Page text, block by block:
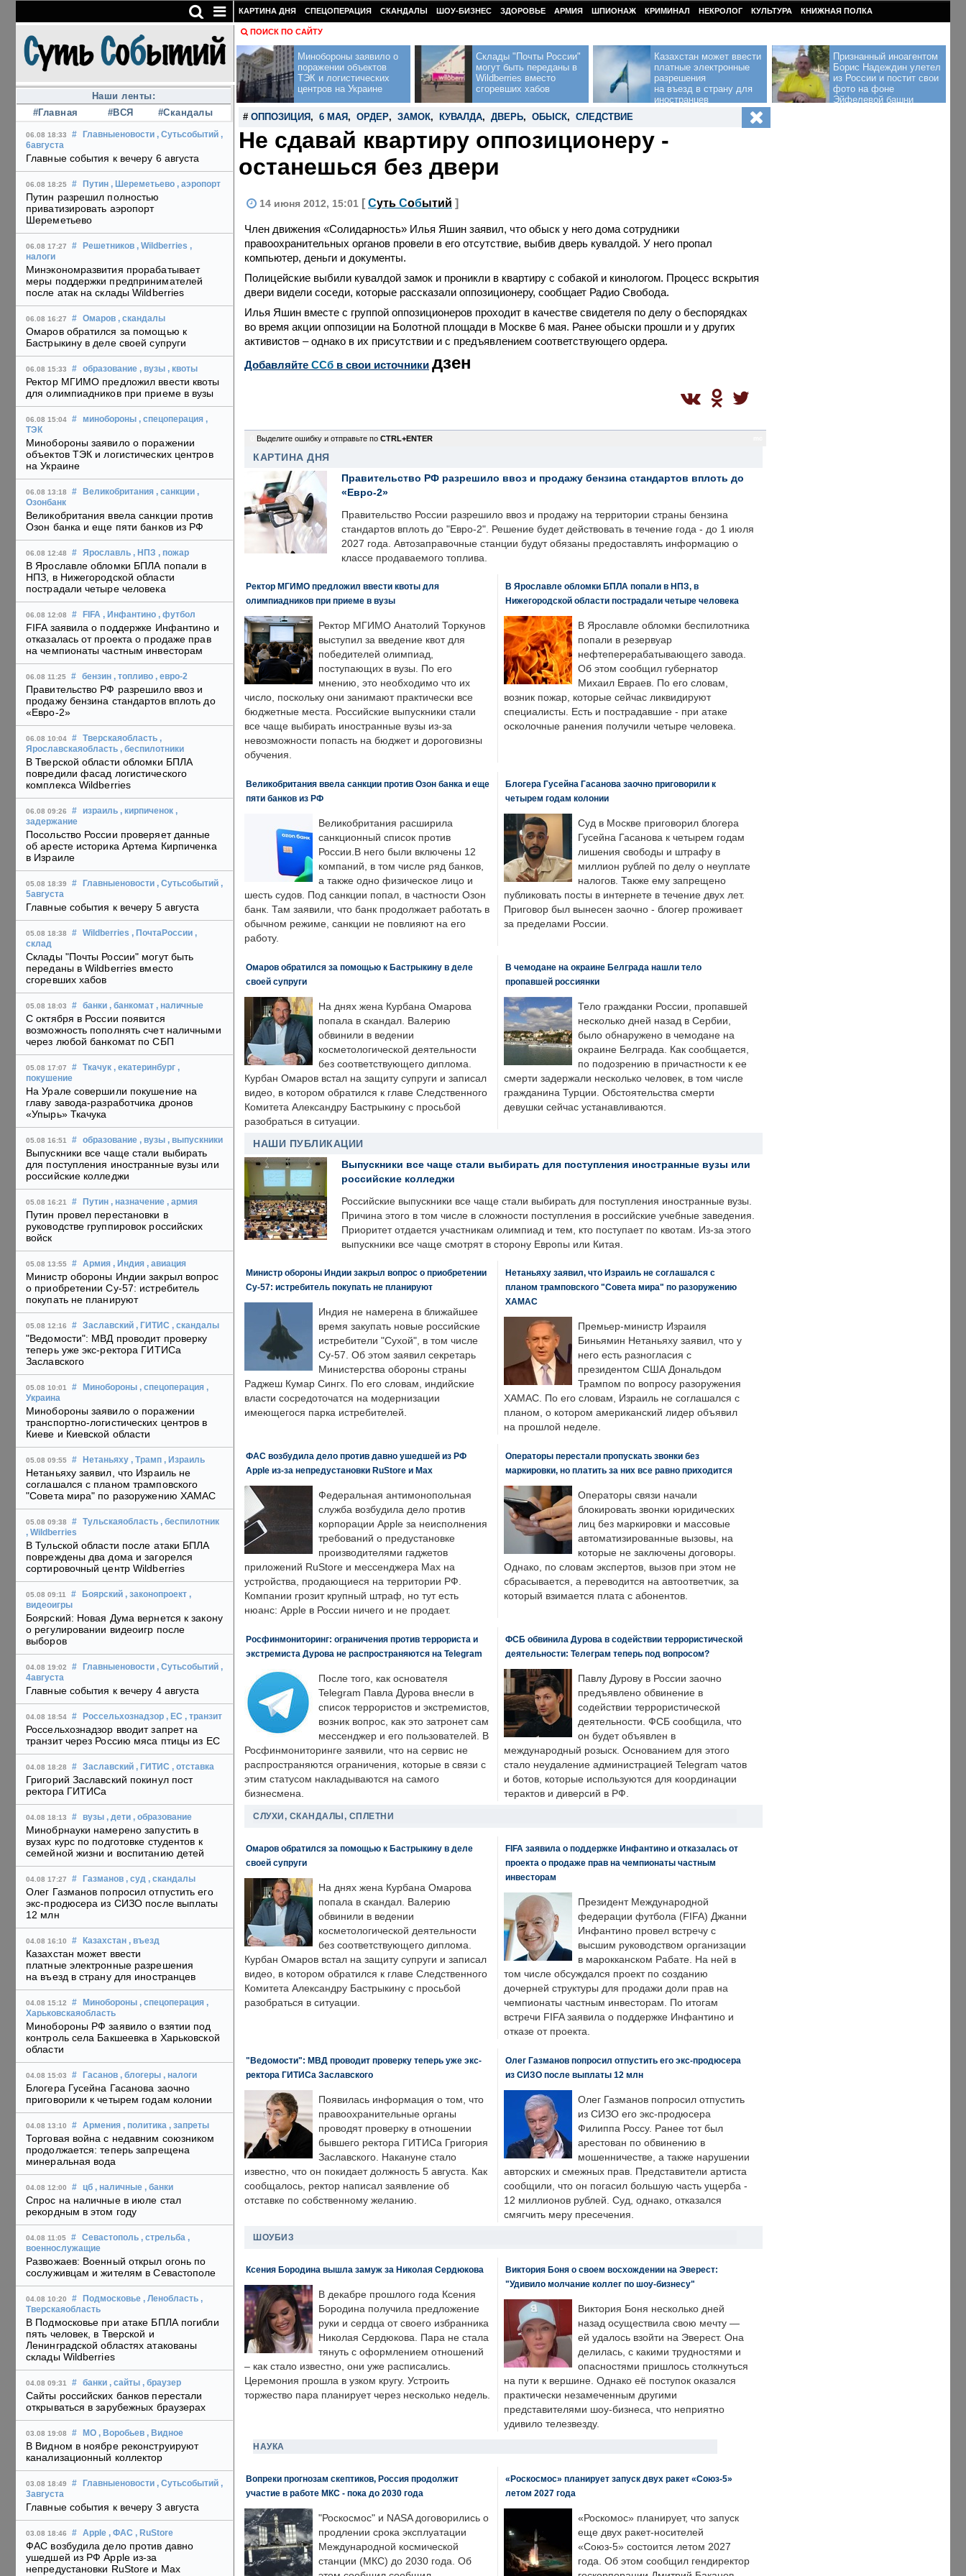
Наши ленты:
#Главная
#ВСЯ #Скандалы
06.08 18:33 # Главныеновости , Сутьсобытий ,
6августа
Главные события к вечеру 6 августа
06.08 18:25 # Путин , Шереметьево , аэропорт
Путин разрешил полностью
приватизировать аэропорт
Шереметьево
06.08 17:27 # Решетников , Wildberries ,
налоги
Минэкономразвития прорабатывает
меры поддержки предпринимателей
после атак на склады Wildberries
06.08 16:27 # Омаров , скандалы
Омаров обратился за помощью к
Бастрыкину в деле своей супруги
06.08 15:33 # образование , вузы , квоты
Ректор МГИМО предложил ввести квоты
для олимпиадников при приеме в вузы
06.08 15:04 # минобороны , спецоперация ,
ТЭК
Минобороны заявило о поражении
объектов ТЭК и логистических центров
на Украине
06.08 13:18 # Великобритания , санкции ,
Озонбанк
Великобритания ввела санкции против
Озон банка и еще пяти банков из РФ
06.08 12:48 # Ярославль , НПЗ , пожар
В Ярославле обломки БПЛА попали в
НПЗ, в Нижегородской области
пострадали четыре человека
06.08 12:08 # FIFA , Инфантино , футбол
FIFA заявила о поддержке Инфантино и
отказалась от проекта о продаже прав
на чемпионаты частным инвесторам
06.08 11:25 # бензин , топливо , евро-2
Правительство РФ разрешило ввоз и
продажу бензина стандартов вплоть до
«Евро-2»
06.08 10:04 # Тверскаяобласть ,
Ярославскаяобласть , беспилотники
В Тверской области обломки БПЛА
повредили фасад логистического
комплекса Wildberries
06.08 09:26 # израиль , кирпиченок ,
задержание
Посольство России проверяет данные
об аресте историка Артема Кирпиченка
в Израиле
05.08 18:39 # Главныеновости , Сутьсобытий ,
5августа
Главные события к вечеру 5 августа
05.08 18:38 # Wildberries , ПочтаРоссии ,
склад
Склады "Почты России" могут быть
переданы в Wildberries вместо
сгоревших хабов
05.08 18:03 # банки , банкомат , наличные
С октября в России появится
возможность пополнять счет наличными
через любой банкомат по СБП
05.08 17:07 # Ткачук , екатеринбург ,
покушение
На Урале совершили покушение на
главу завода-разработчика дронов
«Упырь» Ткачука
05.08 16:51 # образование , вузы , выпускники
Выпускники все чаще стали выбирать
для поступления иностранные вузы или
российские колледжи
05.08 16:21 # Путин , назначение , армия
Путин провел перестановки в
руководстве группировок российских
войск
05.08 13:55 # Армия , Индия , авиация
Министр обороны Индии закрыл вопрос
о приобретении Су-57: истребитель
покупать не планируют
05.08 12:16 # Заславский , ГИТИС , скандалы
"Ведомости": МВД проводит проверку
теперь уже экс-ректора ГИТИСа
Заславского
05.08 10:01 # Минобороны , спецоперация ,
Украина
Минобороны заявило о поражении
транспортно-логистических центров в
Киеве и Киевской области
05.08 09:55 # Нетаньяху , Трамп , Израиль
Нетаньяху заявил, что Израиль не
соглашался с планом трамповского
"Совета мира" по разоружению ХАМАС
05.08 09:38 # Тульскаяобласть , беспилотник
, Wildberries
В Тульской области после атаки БПЛА
повреждены два дома и загорелся
сортировочный центр Wildberries
05.08 09:11 # Боярский , законопроект ,
видеоигры
Боярский: Новая Дума вернется к закону
о регулировании видеоигр после
выборов
04.08 19:02 # Главныеновости , Сутьсобытий ,
4августа
Главные события к вечеру 4 августа
04.08 18:54 # Россельхознадзор , ЕС , транзит
Россельхознадзор вводит запрет на
транзит через Россию мяса птицы из ЕС
04.08 18:28 # Заславский , ГИТИС , отставка
Григорий Заславский покинул пост
ректора ГИТИСа
04.08 18:13 # вузы , дети , образование
Минобрнауки намерено запустить в
вузах курс по подготовке студентов к
семейной жизни и воспитанию детей
04.08 17:27 # Газманов , суд , скандалы
Олег Газманов попросил отпустить его
экс-продюсера из СИЗО после выплаты
12 млн
04.08 16:10 # Казахстан , въезд
Казахстан может ввести
платные электронные разрешения
на въезд в страну для иностранцев
04.08 15:12 # Минобороны , спецоперация ,
Харьковскаяобласть
Минобороны РФ заявило о взятии под
контроль села Бакшеевка в Харьковской
области
04.08 15:03 # Гасанов , блогеры , налоги
Блогера Гусейна Гасанова заочно
приговорили к четырем годам колонии
04.08 13:10 # Армения , политика , запреты
Торговая война с недавним союзником
продолжается: теперь запрещена
минеральная вода
04.08 12:00 # цб , наличные , банки
Спрос на наличные в июле стал
рекордным в этом году
04.08 11:05 # Севастополь , стрельба ,
военнослужащие
Развожаев: Военный открыл огонь по
сослуживцам и жителям в Севастополе
04.08 10:20 # Подмосковье , Ленобласть ,
Тверскаяобласть
В Подмосковье при атаке БПЛА погибли
пять человек, в Тверской и
Ленинградской областях атакованы
склады Wildberries
04.08 09:31 # банки , сайты , браузер
Сайты российских банков перестали
открываться в зарубежных браузерах
03.08 19:08 # МО , Воробьев , Видное
В Видном в ноябре реконструируют
канализационный коллектор
03.08 18:49 # Главныеновости , Сутьсобытий ,
3августа
Главные события к вечеру 3 августа
03.08 18:46 # Apple , ФАС , RuStore
ФАС возбудила дело против давно
ушедшей из РФ Apple из-за
непредустановки RuStore и Max
КАРТИНА ДНЯ СПЕЦОПЕРАЦИЯ СКАНДАЛЫ ШОУ-БИЗНЕС ЗДОРОВЬЕ АРМИЯ ШПИОНАЖ КРИМИНАЛ НЕКРОЛОГ КУЛЬТУРА КНИЖНАЯ ПОЛКА
ПОИСК ПО САЙТУ
Минобороны заявило о
поражении объектов
ТЭК и логистических
центров на Украине
Склады "Почты России"
могут быть переданы в
Wildberries вместо
сгоревших хабов
Казахстан может ввести
платные электронные
разрешения
на въезд в страну для
иностранцев
Признанный иноагентом
Борис Надеждин улетел
из России и постит свои
фото на фоне
Эйфелевой башни
# ОППОЗИЦИЯ , 6 МАЯ , ОРДЕР, ЗАМОК, КУВАЛДА, ДВЕРЬ, ОБЫСК, СЛЕДСТВИЕ
Не сдавай квартиру оппозиционеру -
останешься без двери
14 июня 2012, 15:01 [ Суть Событий ]
Член движения «Солидарность» Илья Яшин заявил, что обыск у него дома сотрудники
правоохранительных органов провели в его отсутствие, выбив дверь кувалдой. У него пропал
компьютер, деньги и документы.
Полицейские выбили кувалдой замок и проникли в квартиру с собакой и кинологом. Процесс вскрытия
двери видели соседи, которые рассказали оппозиционеру, сообщает Радио Свобода.
Илья Яшин вместе с группой оппозиционеров проходит в качестве свидетеля по делу о беспорядках
во время акции оппозиции на Болотной площади в Москве 6 мая. Ранее обыски прошли и у других
активистов – однако в их присутствии и с предъявлением соответствующего ордера.
Добавляйте CСб в свои источники дзен
Выделите ошибку и отправьте по CTRL+ENTER
КАРТИНА ДНЯ
Правительство РФ разрешило ввоз и продажу бензина стандартов вплоть до
«Евро-2»
Правительство России разрешило ввоз и продажу на территории страны бензина
стандартов вплоть до "Евро-2". Решение будет действовать в течение года - до 1 июля
2027 года. Автозаправочные станции будут обязаны предоставлять информацию о
классе продаваемого топлива.
Ректор МГИМО предложил ввести квоты для
олимпиадников при приеме в вузы
Ректор МГИМО Анатолий Торкунов
выступил за введение квот для
победителей олимпиад,
поступающих в вузы. По его
мнению, это необходимо что их
число, поскольку они занимают практически все
бюджетные места. Российские выпускники стали
все чаще выбирать иностранные вузы из-за
невозможности попасть на бюджет и дороговизны
обучения.
В Ярославле обломки БПЛА попали в НПЗ, в
Нижегородской области пострадали четыре человека
В Ярославле обломки беспилотника
попали в резервуар
нефтеперерабатывающего завода.
Об этом сообщил губернатор
Михаил Евраев. По его словам,
возник пожар, которые сейчас ликвидируют
специалисты. Есть и пострадавшие - при атаке
осколочные ранения получили четыре человека.
Великобритания ввела санкции против Озон банка и еще
пяти банков из РФ
Великобритания расширила
санкционный список против
России.В него были включены 12
компаний, в том числе ряд банков,
а также одно физическое лицо и
шесть судов. Под санкции попал, в частности Озон
банк. Там заявили, что банк продолжает работать в
обычном режиме, санкции не повлияют на его
работу.
Блогера Гусейна Гасанова заочно приговорили к
четырем годам колонии
Суд в Москве приговорил блогера
Гусейна Гасанова к четырем годам
лишения свободы и штрафу в
миллион рублей по делу о неуплате
налогов. Также ему запрещено
публиковать посты в интернете в течение двух лет.
Приговор был вынесен заочно - блогер проживает
за пределами России.
Омаров обратился за помощью к Бастрыкину в деле
своей супруги
На днях жена Курбана Омарова
попала в скандал. Валерию
обвинили в ведении
косметологической деятельности
без соответствующего диплома.
Курбан Омаров встал на защиту супруги и записал
видео, в котором обратился к главе Следственного
Комитета Александру Бастрыкину с просьбой
разобраться в ситуации.
В чемодане на окраине Белграда нашли тело
пропавшей россиянки
Тело гражданки России, пропавшей
несколько дней назад в Сербии,
было обнаружено в чемодане на
окраине Белграда. Как сообщается,
по подозрению в причастности к ее
смерти задержали несколько человек, в том числе
гражданина Турции. Обстоятельства смерти
девушки сейчас устанавливаются.
НАШИ ПУБЛИКАЦИИ
Выпускники все чаще стали выбирать для поступления иностранные вузы или
российские колледжи
Российские выпускники все чаще стали выбирать для поступления иностранные вузы.
Причина этого в том числе в сложности поступления в российские учебные заведения.
Приоритет отдается участникам олимпиад и тем, кто поступает по квотам. Из-за этого
выпускники все чаще смотрят в сторону Европы или Китая.
Министр обороны Индии закрыл вопрос о приобретении
Су-57: истребитель покупать не планируют
Индия не намерена в ближайшее
время закупать новые российские
истребители "Сухой", в том числе
Су-57. Об этом заявил секретарь
Министерства обороны страны
Раджеш Кумар Сингх. По его словам, индийские
власти сосредоточатся на модернизации
имеющегося парка истребителей.
Нетаньяху заявил, что Израиль не соглашался с
планом трамповского "Совета мира" по разоружению
ХАМАС
Премьер-министр Израиля
Биньямин Нетаньяху заявил, что у
него есть разногласия с
президентом США Дональдом
Трампом по вопросу разоружения
ХАМАС. По его словам, Израиль не соглашался с
планом, о котором американский лидер объявил
на прошлой неделе.
ФАС возбудила дело против давно ушедшей из РФ
Apple из-за непредустановки RuStore и Max
Федеральная антимонопольная
служба возбудила дело против
корпорации Apple за неисполнения
требований о предустановке
производителями гаджетов
приложений RuStore и мессенджера Max на
устройства, продающиеся на территории РФ.
Компании грозит крупный штраф, но тут есть
нюанс: Apple в России ничего и не продает.
Операторы перестали пропускать звонки без
маркировки, но платить за них все равно приходится
Операторы связи начали
блокировать звонки юридических
лиц без маркировки и массовые
автоматизированные вызовы, на
которые не заключены договоры.
Однако, по словам экспертов, вызов при этом не
сбрасывается, а переводится на автоответчик, за
который взимается плата с абонентов.
Росфинмониторинг: ограничения против террориста и
экстремиста Дурова не распространяются на Telegram
После того, как основателя
Telegram Павла Дурова внесли в
список террористов и экстремистов,
возник вопрос, как это затронет сам
мессенджер и его пользователей. В
Росфинмониторинге заявили, что на сервис не
распространяются ограничения, которые в связи с
этим статусом накладываются на самого
бизнесмена.
ФСБ обвинила Дурова в содействии террористической
деятельности: Телеграм теперь под вопросом?
Павлу Дурову в России заочно
предъявлено обвинение в
содействии террористической
деятельности. ФСБ сообщила, что
он будет объявлен в
международный розыск. Основанием для этого
стало неудаление администрацией Telegram чатов
и ботов, которые используются для координации
терактов и диверсий в РФ.
СЛУХИ, СКАНДАЛЫ, СПЛЕТНИ
Омаров обратился за помощью к Бастрыкину в деле
своей супруги
На днях жена Курбана Омарова
попала в скандал. Валерию
обвинили в ведении
косметологической деятельности
без соответствующего диплома.
Курбан Омаров встал на защиту супруги и записал
видео, в котором обратился к главе Следственного
Комитета Александру Бастрыкину с просьбой
разобраться в ситуации.
FIFA заявила о поддержке Инфантино и отказалась от
проекта о продаже прав на чемпионаты частным
инвесторам
Президент Международной
федерации футбола (FIFA) Джанни
Инфантино провел встречу с
высшим руководством организации
в марокканском Рабате. На ней в
том числе обсуждался проект по созданию
дочерней структуры для продажи доли прав на
чемпионаты частным инвесторам. По итогам
встречи FIFA заявила о поддержке Инфантино и
отказе от проекта.
"Ведомости": МВД проводит проверку теперь уже экс-
ректора ГИТИСа Заславского
Появилась информация о том, что
правоохранительные органы
проводят проверку в отношении
бывшего ректора ГИТИСа Григория
Заславского. Накануне стало
известно, что он покидает должность 5 августа. Как
сообщалось, ректор написал заявление об
отставке по собственному желанию.
Олег Газманов попросил отпустить его экс-продюсера
из СИЗО после выплаты 12 млн
Олег Газманов попросил отпустить
из СИЗО его экс-продюсера
Филиппа Россу. Ранее тот был
арестован по обвинению в
мошенничестве, а также нарушении
авторских и смежных прав. Представители артиста
сообщили, что он погасил большую часть ущерба -
12 миллионов рублей. Суд, однако, отказался
смягчить меру пресечения.
ШОУБИЗ
Ксения Бородина вышла замуж за Николая Сердюкова
В декабре прошлого года Ксения
Бородина получила предложение
руки и сердца от своего избранника
Николая Сердюкова. Пара не стала
тянуть с оформлением отношений
– как стало известно, они уже расписались.
Церемония прошла в узком кругу. Устроить
торжество пара планирует через несколько недель.
Виктория Боня о своем восхождении на Эверест:
"Удивило молчание коллег по шоу-бизнесу"
Виктория Боня несколько дней
назад осуществила свою мечту —
ей удалось взойти на Эверест. Она
делилась, с какими трудностями и
опасностями пришлось столкнуться
на пути к вершине. Однако её поступок оказался
практически незамеченным другими
представителями шоу-бизнеса, что неприятно
удивило телезвезду.
НАУКА
Вопреки прогнозам скептиков, Россия продолжит
участие в работе МКС - пока до 2030 года
"Роскосмос" и NASA договорились о
продлении срока эксплуатации
Международной космической
станции (МКС) до 2030 года. Об
«Роскосмос» планирует запуск двух ракет «Союз-5»
летом 2027 года
«Роскомос» планирует, что запуск
еще двух ракет-носителей
«Союз-5» состоится летом 2027
года. Об этом сообщил гендиректор